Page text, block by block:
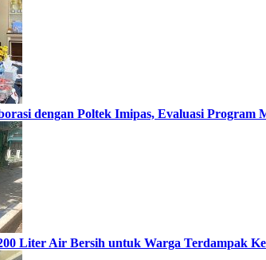
dengan Poltek Imipas, Evaluasi Program
Liter Air Bersih untuk Warga Terdampak